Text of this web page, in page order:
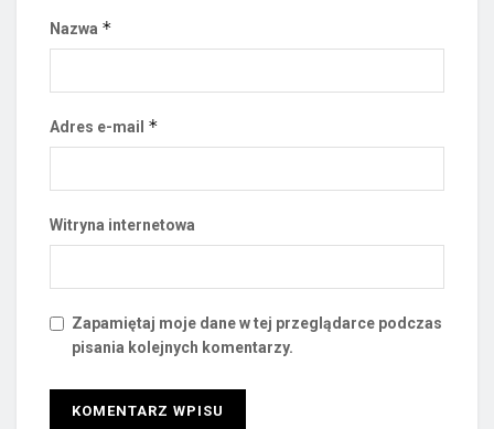
Nazwa *
Adres e-mail *
Witryna internetowa
Zapamiętaj moje dane w tej przeglądarce podczas
pisania kolejnych komentarzy.